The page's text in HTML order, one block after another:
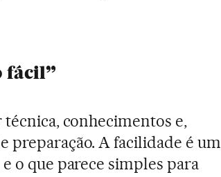
fácil”
conhecimentos e,
preparação. A facilidade é um
o que parece simples para